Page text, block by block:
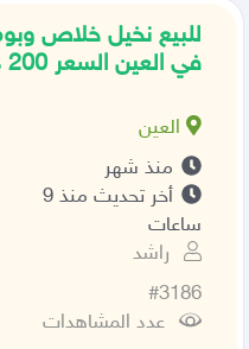
في العين السعر 200 درهم
العين
منذ شهر
أخر تحديث منذ 9
ساعات
راشد
#3186
عدد المشاهدات